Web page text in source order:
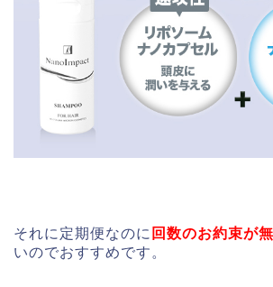
それに定期便なのに 回数のお約束が
いのでおすすめです。